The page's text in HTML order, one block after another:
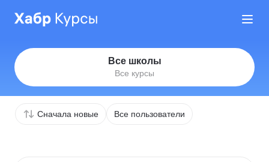
Все школы
Все курсы
Сначала новые Все пользователи